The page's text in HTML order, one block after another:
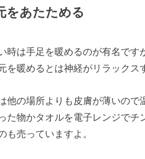
をあたためる
時は手足を暖めるのが有名で
を暖めるとは神経がリラックス
他の場所よりも皮膚が薄いの
た物かタオルを電子レンジで
も売っていますよ。